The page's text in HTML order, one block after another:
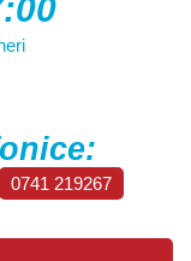
0741 219267